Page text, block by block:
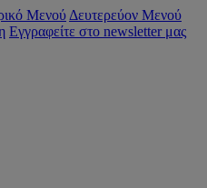
Μενού Δευτερεύον Μενού
Εγγραφείτε στο newsletter μας